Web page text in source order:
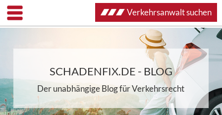
SCHADENFIX.DE - BLOG
Der unabhängige Blog für Verkehrsrecht
Verkehrsanwalt suchen